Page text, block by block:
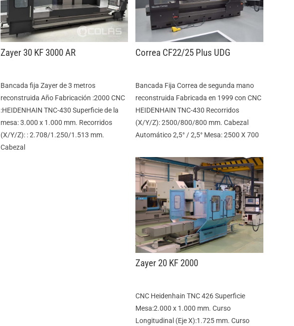
Zayer 30 KF 3000 AR
Bancada fija Zayer de 3 metros
reconstruida Año Fabricación :2000 CNC
:HEIDENHAIN TNC-430 Superficie de la
mesa: 3.000 x 1.000 mm. Recorridos
(X/Y/Z): : 2.708/1.250/1.513 mm.
Cabezal
Correa CF22/25 Plus UDG
Bancada Fija Correa de segunda mano
reconstruida Fabricada en 1999 con CNC
HEIDENHAIN TNC-430 Recorridos
(X/Y/Z): 2500/800/800 mm. Cabezal
Automático 2,5° / 2,5° Mesa: 2500 X 700
Zayer 20 KF 2000
CNC Heidenhain TNC 426 Superficie
Mesa:2.000 x 1.000 mm. Curso
Longitudinal (Eje X):1.725 mm. Curso